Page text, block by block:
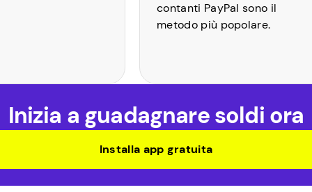
contanti PayPal sono il
metodo più popolare.
Inizia a guadagnare soldi ora
Installa app gratuita